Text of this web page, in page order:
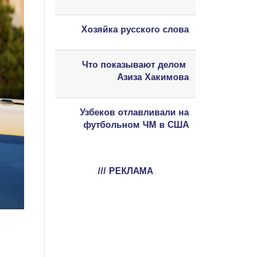
Хозяйка русского слова
Что показывают делом
Азиза Хакимова
Узбеков отлавливали на
футбольном ЧМ в США
/// РЕКЛАМА